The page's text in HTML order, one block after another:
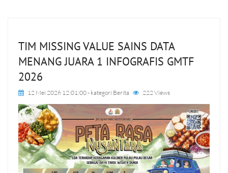
TIM MISSING VALUE SAINS DATA
MENANG JUARA 1 INFOGRAFIS GMTF
2026
12 Mei 2026 12:01:00- kategori Berita 222 Views